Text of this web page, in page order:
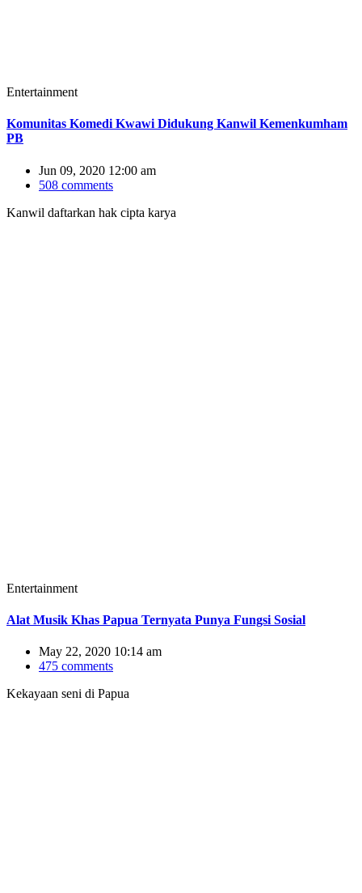
Entertainment
Komunitas Komedi Kwawi Didukung Kanwil Kemenkumham
PB
Jun 09, 2020 12:00 am
508 comments
Kanwil daftarkan hak cipta karya
Entertainment
Alat Musik Khas Papua Ternyata Punya Fungsi Sosial
May 22, 2020 10:14 am
475 comments
Kekayaan seni di Papua